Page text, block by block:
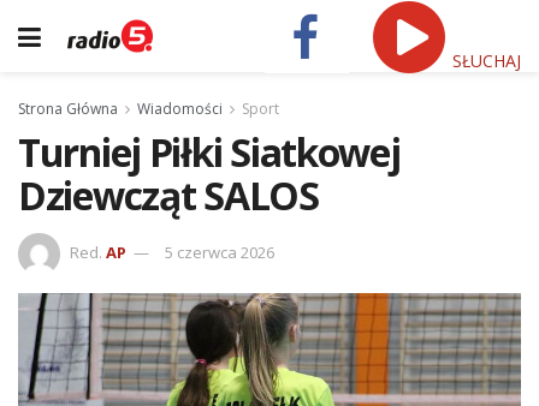
SŁUCHAJ
Strona Główna Wiadomości Sport
Turniej Piłki Siatkowej
Dziewcząt SALOS
Red. AP 5 czerwca 2026